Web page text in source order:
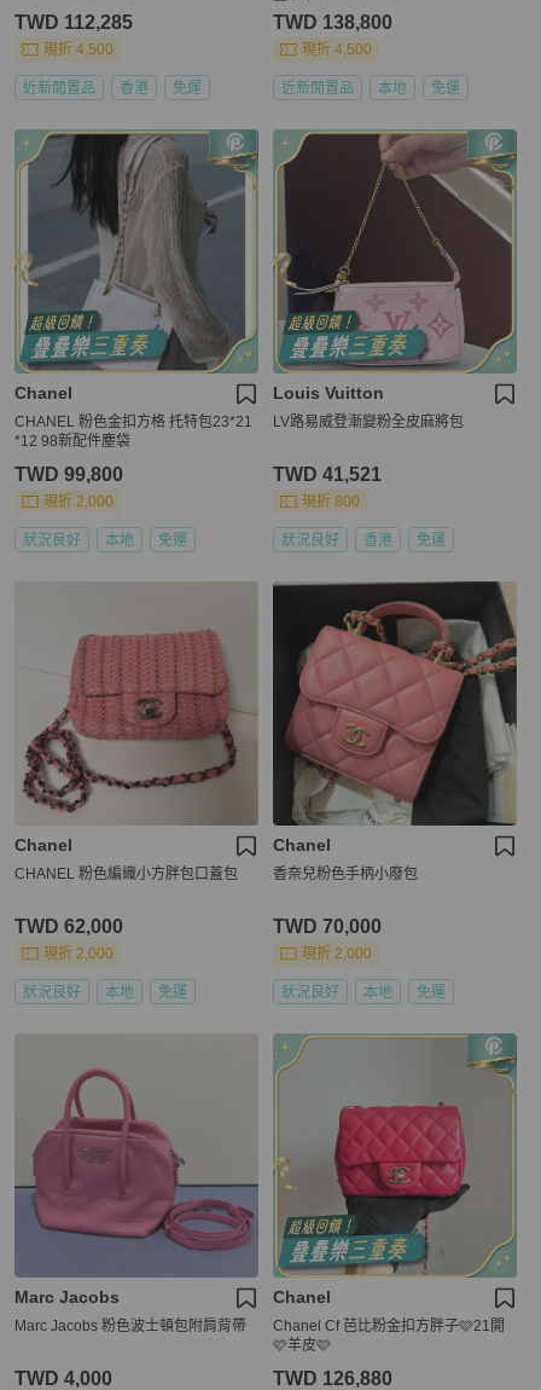
TWD 112,285
現折 4,500
近新閒置品 香港 免運
TWD 138,800
現折 4,500
近新閒置品 本地 免運
Chanel
CHANEL 粉色金扣方格 托特包23*21
*12 98新配件塵袋
TWD 99,800
現折 2,000
狀況良好 本地 免運
Louis Vuitton
LV路易威登漸變粉全皮麻將包
TWD 41,521
現折 800
狀況良好 香港 免運
Chanel
CHANEL 粉色編織小方胖包口蓋包
TWD 62,000
現折 2,000
狀況良好 本地 免運
Chanel
香奈兒粉色手柄小廢包
TWD 70,000
現折 2,000
狀況良好 本地 免運
Marc Jacobs
Marc Jacobs 粉色波士頓包附肩背帶
TWD 4,000
Chanel
Chanel Cf 芭比粉金扣方胖子🩷21開
🩷羊皮🩷
TWD 126,880